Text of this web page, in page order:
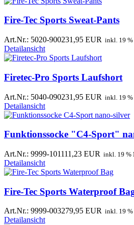
Fire-Tec Sports Sweat-Pants
Art.Nr.: 5020-900231,95 EUR inkl. 19
Detailansicht
Firetec-Pro Sports Laufshort
Art.Nr.: 5040-090231,95 EUR inkl. 19 %
Detailansicht
Funktionssocke "C4-Sport"
Art.Nr.: 9999-101111,23 EUR inkl. 19 %
Detailansicht
Fire-Tec Sports Waterproof
Art.Nr.: 9999-003279,95 EUR inkl. 19
Detailansicht